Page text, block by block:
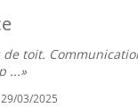
toit.
...»
03/2025